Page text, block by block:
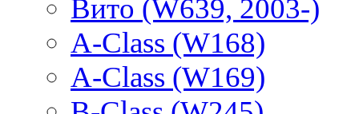
Вито (W639, 2003-)
A-Class (W168)
A-Class (W169)